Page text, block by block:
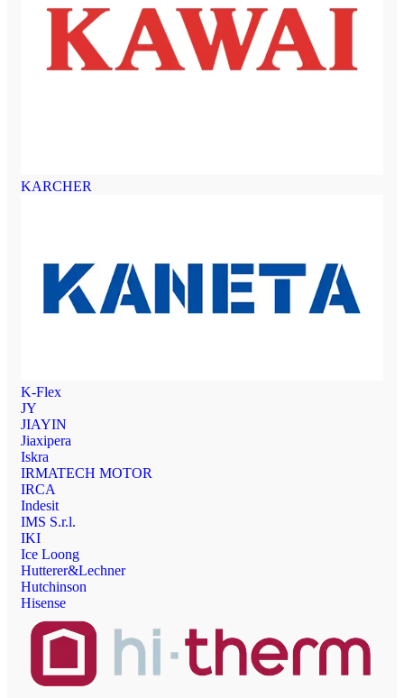
KARCHER
K-Flex
JY
JIAYIN
Jiaxipera
Iskra
IRMATECH MOTOR
IRCA
Indesit
IMS S.r.l.
IKI
Ice Loong
Hutterer&Lechner
Hutchinson
Hisense